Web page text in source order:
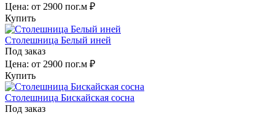
Цена: от 2900 пог.м ₽
Купить
Столешница Белый иней
Под заказ
Цена: от 2900 пог.м ₽
Купить
Столешница Бискайская сосна
Под заказ